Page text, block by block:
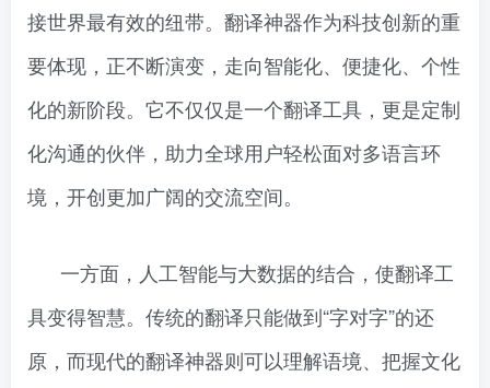
接世界最有效的纽带。翻译神器作为科技创新的重
要体现，正不断演变，走向智能化、便捷化、个性
化的新阶段。它不仅仅是一个翻译工具，更是定制
化沟通的伙伴，助力全球用户轻松面对多语言环
境，开创更加广阔的交流空间。
一方面，人工智能与大数据的结合，使翻译工
具变得智慧。传统的翻译只能做到“字对字”的还
原，而现代的翻译神器则可以理解语境、把握文化